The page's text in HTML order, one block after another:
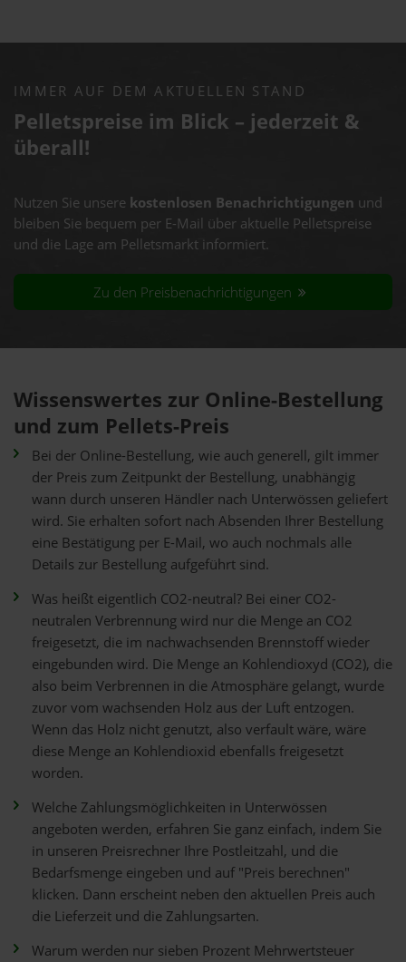
IMMER AUF DEM AKTUELLEN STAND
Pelletspreise im Blick – jederzeit &
überall!
Nutzen Sie unsere kostenlosen Benachrichtigungen und
bleiben Sie bequem per E-Mail über aktuelle Pelletspreise
und die Lage am Pelletsmarkt informiert.
Zu den Preisbenachrichtigungen
Wissenswertes zur Online-Bestellung
und zum Pellets-Preis
Bei der Online-Bestellung, wie auch generell, gilt immer
der Preis zum Zeitpunkt der Bestellung, unabhängig
wann durch unseren Händler nach Unterwössen geliefert
wird. Sie erhalten sofort nach Absenden Ihrer Bestellung
eine Bestätigung per E-Mail, wo auch nochmals alle
Details zur Bestellung aufgeführt sind.
Was heißt eigentlich CO2-neutral? Bei einer CO2-
neutralen Verbrennung wird nur die Menge an CO2
freigesetzt, die im nachwachsenden Brennstoff wieder
eingebunden wird. Die Menge an Kohlendioxyd (CO2), die
also beim Verbrennen in die Atmosphäre gelangt, wurde
zuvor vom wachsenden Holz aus der Luft entzogen.
Wenn das Holz nicht genutzt, also verfault wäre, wäre
diese Menge an Kohlendioxid ebenfalls freigesetzt
worden.
Welche Zahlungsmöglichkeiten in Unterwössen
angeboten werden, erfahren Sie ganz einfach, indem Sie
in unseren Preisrechner Ihre Postleitzahl, und die
Bedarfsmenge eingeben und auf "Preis berechnen"
klicken. Dann erscheint neben den aktuellen Preis auch
die Lieferzeit und die Zahlungsarten.
Warum werden nur sieben Prozent Mehrwertsteuer